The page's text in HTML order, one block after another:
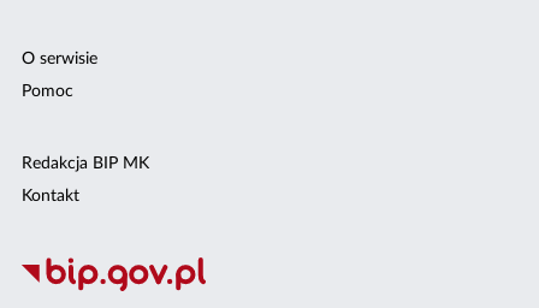
O serwisie
Pomoc
Redakcja BIP MK
Kontakt